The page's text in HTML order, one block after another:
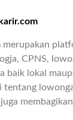
merupakan
CPNS,
baik lokal
tentang